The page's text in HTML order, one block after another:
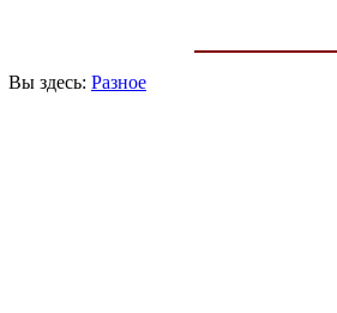
Вы здесь: Разное